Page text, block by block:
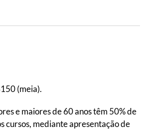
(meia).
e maiores de 60 anos têm 50% de
cursos, mediante apresentação de